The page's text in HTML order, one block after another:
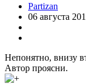
Partizan
06 августа
Непонятно, внизу
Автор проясни.